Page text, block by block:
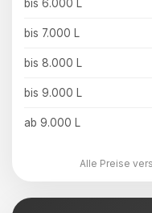
bis 6.000 L
bis 7.000 L
bis 8.000 L
bis 9.000 L
ab 9.000 L
Alle Preise